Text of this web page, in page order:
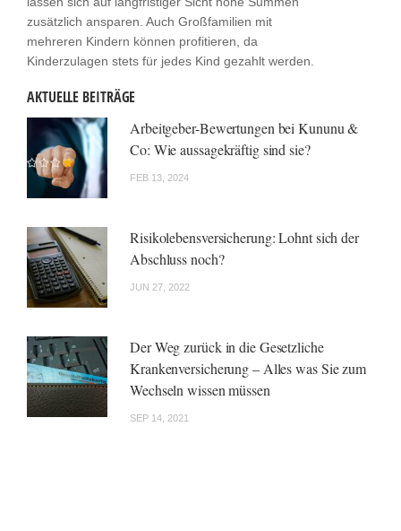
zusätzlich ansparen. Auch Großfamilien mit
mehreren Kindern können profitieren, da
Kinderzulagen stets für jedes Kind gezahlt werden.
AKTUELLE BEITRÄGE
Arbeitgeber-Bewertungen bei Kununu &
Co: Wie aussagekräftig sind sie?
FEB 13, 2024
Risikolebensversicherung: Lohnt sich der
Abschluss noch?
JUN 27, 2022
Der Weg zurück in die Gesetzliche
Krankenversicherung – Alles was Sie zum
Wechseln wissen müssen
SEP 14, 2021